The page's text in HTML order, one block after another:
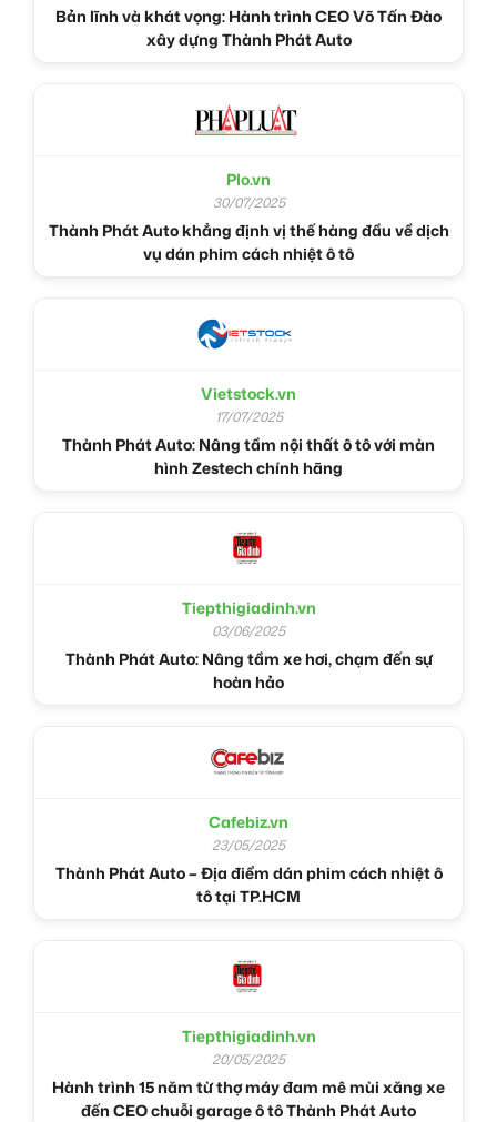
Bản lĩnh và khát vọng: Hành trình CEO Võ Tấn Đào
xây dựng Thành Phát Auto
Plo.vn
30/07/2025
Thành Phát Auto khẳng định vị thế hàng đầu về dịch
vụ dán phim cách nhiệt ô tô
Vietstock.vn
17/07/2025
Thành Phát Auto: Nâng tầm nội thất ô tô với màn
hình Zestech chính hãng
Tiepthigiadinh.vn
03/06/2025
Thành Phát Auto: Nâng tầm xe hơi, chạm đến sự
hoàn hảo
Cafebiz.vn
23/05/2025
Thành Phát Auto – Địa điểm dán phim cách nhiệt ô
tô tại TP.HCM
Tiepthigiadinh.vn
20/05/2025
Hành trình 15 năm từ thợ máy đam mê mùi xăng xe
đến CEO chuỗi garage ô tô Thành Phát Auto